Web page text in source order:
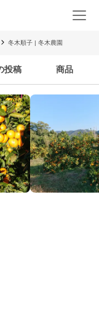
冬木順子 | 冬木農園
投稿 商品